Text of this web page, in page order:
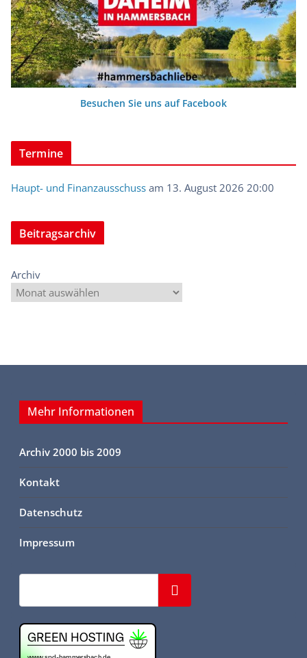
Besuchen Sie uns auf Facebook
Termine
Haupt- und Finanzausschuss am 13. August 2026 20:00
Beitragsarchiv
Archiv
Mehr Informationen
Archiv 2000 bis 2009
Kontakt
Datenschutz
Impressum
Suchen